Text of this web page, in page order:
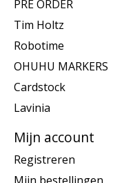
PRE ORDER
Tim Holtz
Robotime
OHUHU MARKERS
Cardstock
Lavinia
Mijn account
Registreren